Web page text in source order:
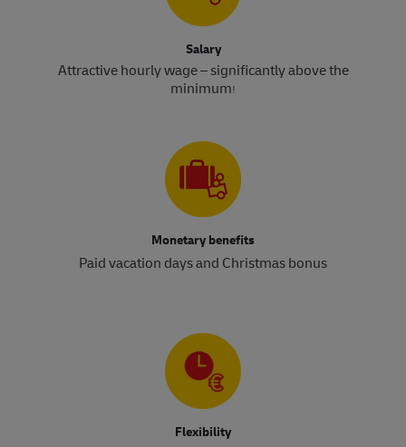
Salary
Attractive hourly wage – significantly above the
minimum!​​​​​​​
Monetary benefits
Paid vacation days and Christmas bonus
Flexibility